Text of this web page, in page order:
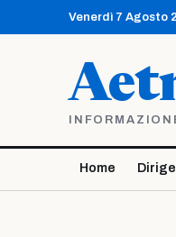
contenuto
Venerdì 7 Agosto
Home